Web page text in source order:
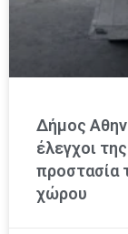
Δήμος
έλεγχοι
προστασία
χώρου